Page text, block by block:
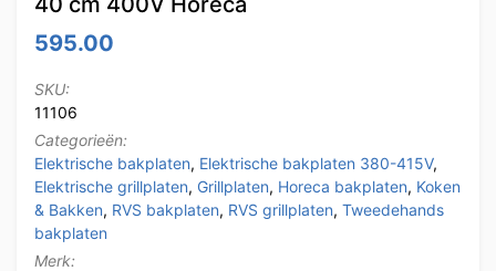
595.00
SKU:
11106
Categorieën:
Elektrische bakplaten, Elektrische bakplaten 380-415V,
Elektrische grillplaten, Grillplaten, Horeca bakplaten, Koken
& Bakken, RVS bakplaten, RVS grillplaten, Tweedehands
bakplaten
Merk: